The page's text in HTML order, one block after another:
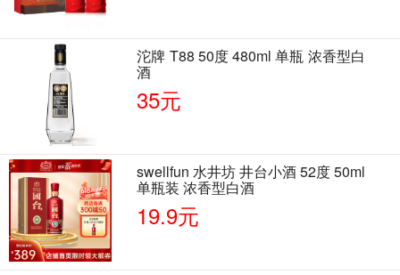
沱牌 T88 50度 480ml 单瓶 浓香型白
酒
35元
swellfun 水井坊 井台小酒 52度 50ml
单瓶装 浓香型白酒
19.9元